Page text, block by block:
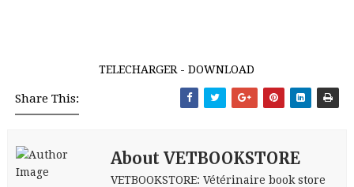
TELECHARGER - DOWNLOAD
Share This:
About VETBOOKSTORE
VETBOOKSTORE: Vétérinaire book store